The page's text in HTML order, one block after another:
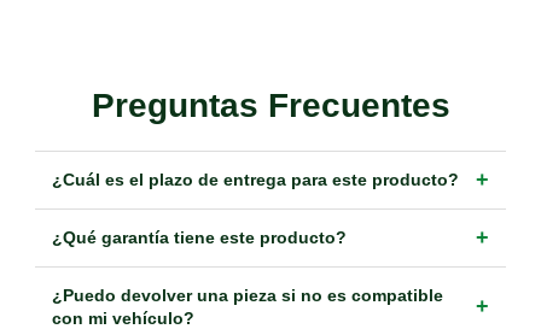
Preguntas Frecuentes
¿Cuál es el plazo de entrega para este producto? +
¿Qué garantía tiene este producto? +
¿Puedo devolver una pieza si no es compatible
con mi vehículo?
+